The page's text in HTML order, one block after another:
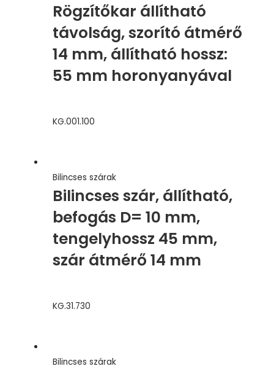
Rögzítőkar állítható
távolság, szorító átmérő
14 mm, állítható hossz:
55 mm horonyanyával
KG.001.100
Bilincses szárak
Bilincses szár, állítható,
befogás D= 10 mm,
tengelyhossz 45 mm,
szár átmérő 14 mm
KG.31.730
Bilincses szárak